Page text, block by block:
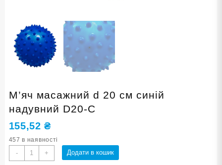
М’яч масажний d 20 см синій
надувний D20-С
155,52₴
457 в наявності
-
М'яч
масажний
+ Додати в кошик